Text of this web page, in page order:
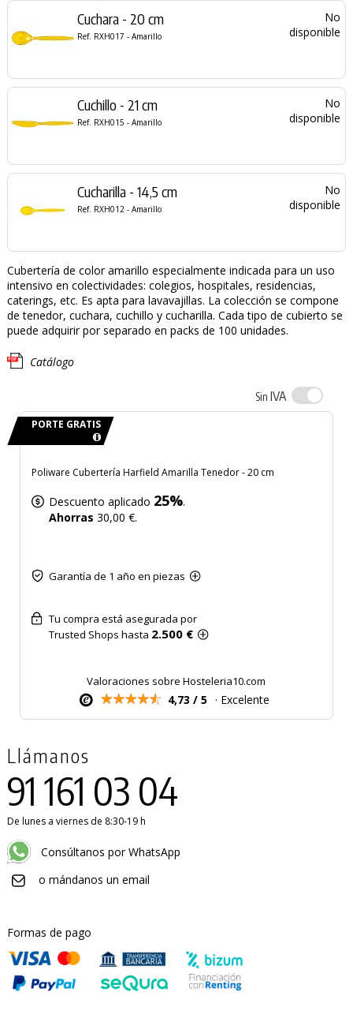
Cuchara - 20 cm
Ref. RXH017 - Amarillo
No
disponible
Cuchillo - 21 cm
Ref. RXH015 - Amarillo
No
disponible
Cucharilla - 14,5 cm
Ref. RXH012 - Amarillo
No
disponible
Cubertería de color amarillo especialmente indicada para un uso
intensivo en colectividades: colegios, hospitales, residencias,
caterings, etc. Es apta para lavavajillas. La colección se compone
de tenedor, cuchara, cuchillo y cucharilla. Cada tipo de cubierto se
puede adquirir por separado en packs de 100 unidades.
Catálogo
Sin IVA
PORTE GRATIS
Poliware Cubertería Harfield Amarilla Tenedor - 20 cm
Descuento aplicado 25%.
Ahorras 30,00 €.
Garantía de 1 año en piezas
Tu compra está asegurada por
Trusted Shops hasta 2.500 €
Valoraciones sobre Hosteleria10.com
4,73 / 5 · Excelente
Llámanos
91 161 03 04
De lunes a viernes de 8:30-19 h
Consúltanos por WhatsApp
o mándanos un email
Formas de pago